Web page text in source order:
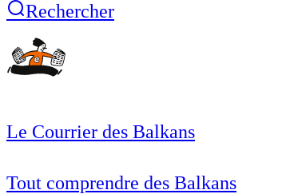
Rechercher
Le Courrier des Balkans
Tout comprendre des Balkans